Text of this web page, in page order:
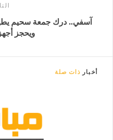
آسفي.. درك جمعة سحيم
ويحجز
أخبار ذات صلة